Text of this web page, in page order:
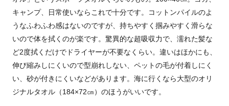
キャンプ、日常使いならこれで十分です。コットンパイルのよ
うなふわふわ感はないのですが、持ちやすく掴みやすく滑らな
いので体を拭くのが楽です。驚異的な超吸収力で、濡れた髪な
ど2度拭くだけでドライヤーが不要なくらい。違いはほかにも、
伸び縮みしにくいので型崩れしない、ペットの毛が付着しにく
い、砂が付きにくいなどがあります。海に行くなら大型のオリ
ジナルタオル（184×72㎝）のほうがいいです。